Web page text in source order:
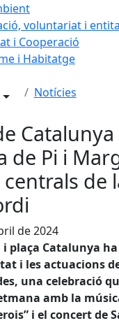
voluntariat i
i Cooperació
i Habitatge
Notícies
Catalunya
de Pi i
de
de 2024
i plaça Catalunya
i les actuacions
una celebració
amb la
i el concert de